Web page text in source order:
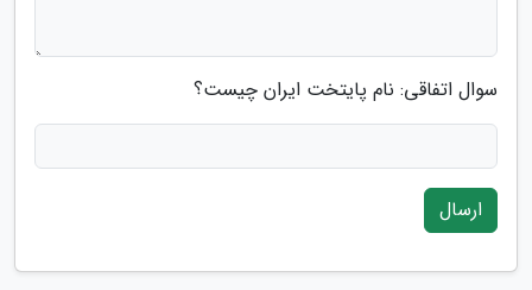
سوال اتفاقی: نام پایتخت ایران چیست؟
ارسال